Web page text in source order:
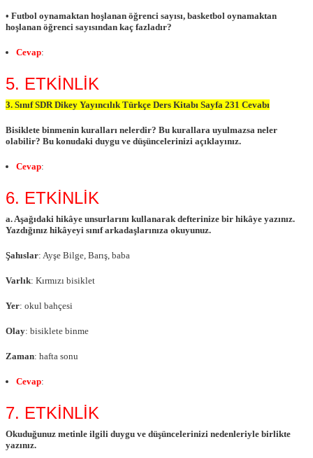
• Futbol oynamaktan hoşlanan öğrenci sayısı, basketbol oynamaktan
hoşlanan öğrenci sayısından kaç fazladır?
Cevap:
5. ETKİNLİK
3. Sınıf SDR Dikey Yayıncılık Türkçe Ders Kitabı Sayfa 231 Cevabı
Bisiklete binmenin kuralları nelerdir? Bu kurallara uyulmazsa neler
olabilir? Bu konudaki duygu ve düşüncelerinizi açıklayınız.
Cevap:
6. ETKİNLİK
a. Aşağıdaki hikâye unsurlarını kullanarak defterinize bir hikâye yazınız.
Yazdığınız hikâyeyi sınıf arkadaşlarınıza okuyunuz.
Şahıslar: Ayşe Bilge, Barış, baba
Varlık: Kırmızı bisiklet
Yer: okul bahçesi
Olay: bisiklete binme
Zaman: hafta sonu
Cevap:
7. ETKİNLİK
Okuduğunuz metinle ilgili duygu ve düşüncelerinizi nedenleriyle birlikte
yazınız.